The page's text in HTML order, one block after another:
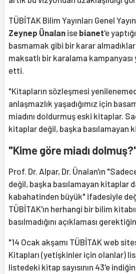
TÜBİTAK Bilim Yayınları Genel
Zeynep Ünalan ise bianet'e
basmamak gibi bir karar
maksatlı bir karalama
etti.
"Kitapların sözleşmesi
anlaşmazlık yaşadığımız için
miadını doldurmuş eski kitaplar.
kitaplar değil, başka basılamayan
"Kime göre miadı
Prof. Dr. Alpar, Dr. Ünalan'ın
değil, başka basılamayan kitaplar
kabahatinden büyük" ifadesiyle
TÜBİTAK'ın herhangi bir bilim
basılmadığını açıklaması
"14 Ocak akşamı TÜBİTAK web
Kitapları (yetişkinler için olanlar)
listedeki kitap sayısının 43'e